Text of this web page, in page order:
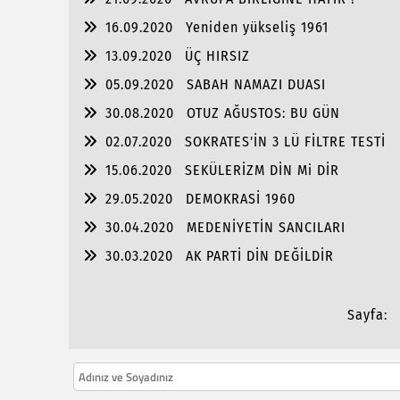
16.09.2020
Yeniden yükseliş 1961
13.09.2020
ÜÇ HIRSIZ
05.09.2020
SABAH NAMAZI DUASI
30.08.2020
OTUZ AĞUSTOS: BU GÜN
02.07.2020
SOKRATES'İN 3 LÜ FİLTRE TESTİ
15.06.2020
SEKÜLERİZM DİN Mi DİR
29.05.2020
DEMOKRASİ 1960
30.04.2020
MEDENİYETİN SANCILARI
30.03.2020
AK PARTİ DİN DEĞİLDİR
Sayfa: